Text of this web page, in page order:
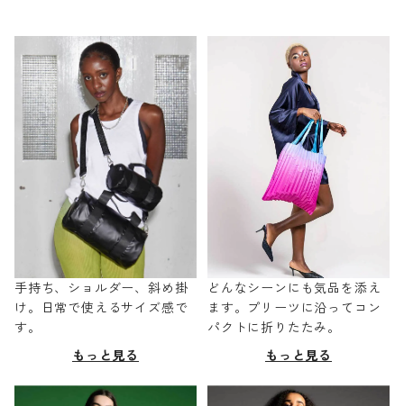
手持ち、ショルダー、斜め掛
け。日常で使えるサイズ感で
す。
もっと見る
どんなシーンにも気品を添え
ます。プリーツに沿ってコン
パクトに折りたたみ。
もっと見る